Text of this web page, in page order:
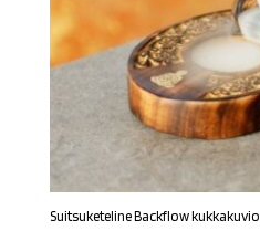
Suitsuketeline Backflow kukkakuvio